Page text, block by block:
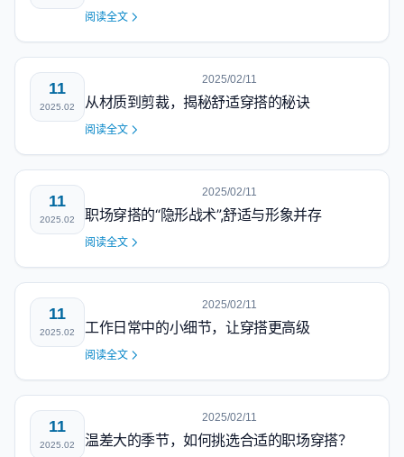
阅读全文
11
2025.02
2025/02/11
从材质到剪裁，揭秘舒适穿搭的秘诀
阅读全文
11
2025.02
2025/02/11
职场穿搭的“隐形战术”,舒适与形象并存
阅读全文
11
2025.02
2025/02/11
工作日常中的小细节，让穿搭更高级
阅读全文
11
2025.02
2025/02/11
温差大的季节，如何挑选合适的职场穿搭？